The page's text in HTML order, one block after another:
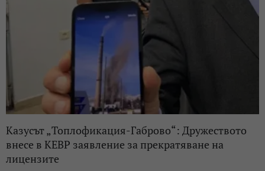
Казусът „Топлофикация-Габрово“: Дружеството
внесе в КЕВР заявление за прекратяване на
лицензите